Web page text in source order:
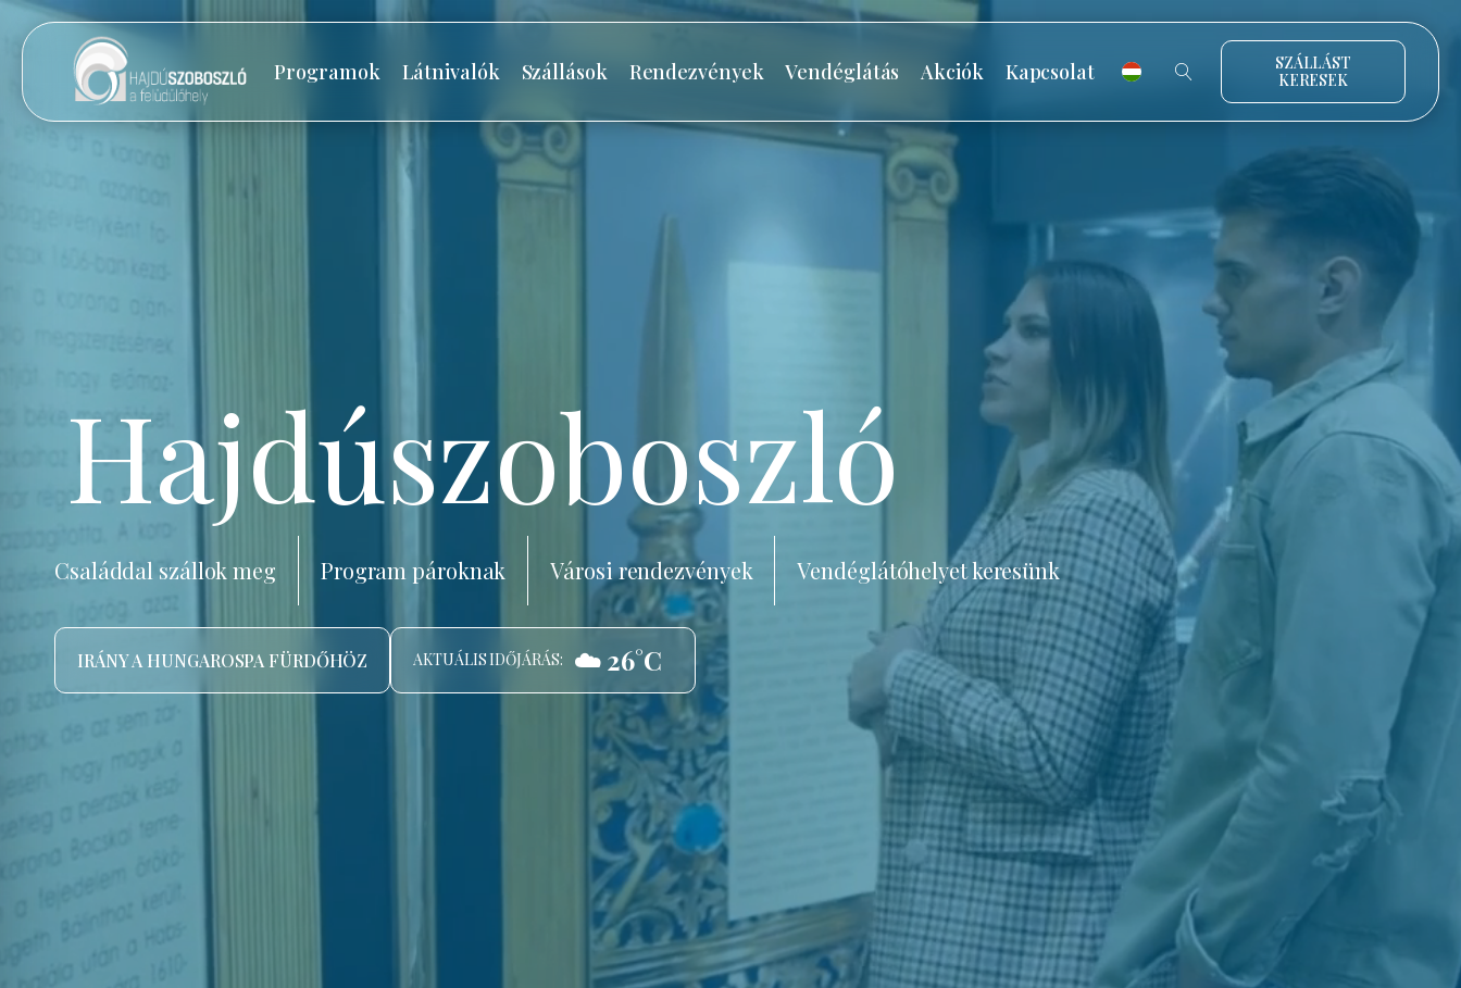
Programok Látnivalók Szállások Rendezvények Vendéglátás Akciók Kapcsolat
SZÁLLÁST
KERESEK
Hajdúszoboszló
Családdal szállok meg Program pároknak Városi rendezvények Vendéglátóhelyet keresünk
IRÁNY A HUNGAROSPA FÜRDŐHÖZ AKTUÁLIS IDŐJÁRÁS: ☁️ 26°C